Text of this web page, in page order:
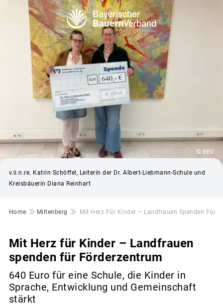
© BBV
v.li.n.re. Katrin Schöffel, Leiterin der Dr. Albert-Liebmann-Schule und
Kreisbäuerin Diana Reinhart
Pfadnavigation
Home Miltenberg Mit Herz Für Kinder – Landfrauen Spenden Für
Mit Herz für Kinder – Landfrauen
spenden für Förderzentrum
640 Euro für eine Schule, die Kinder in
Sprache, Entwicklung und Gemeinschaft
stärkt